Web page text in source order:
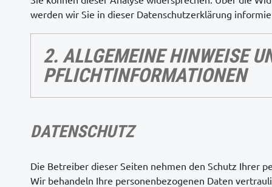
werden wir Sie in dieser Datenschutzerklärung
2. ALLGEMEINE HINWEISE
PFLICHTINFORMATIONEN
DATENSCHUTZ
Die Betreiber dieser Seiten nehmen den Schutz Ihrer
Wir behandeln Ihre personenbezogenen Daten